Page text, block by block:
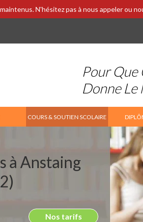
N'hésitez pas à nous appeler ou
Pour Que
Donne Le
COURS & SOUTIEN SCOLAIRE
à Anstaing
Nos tarifs